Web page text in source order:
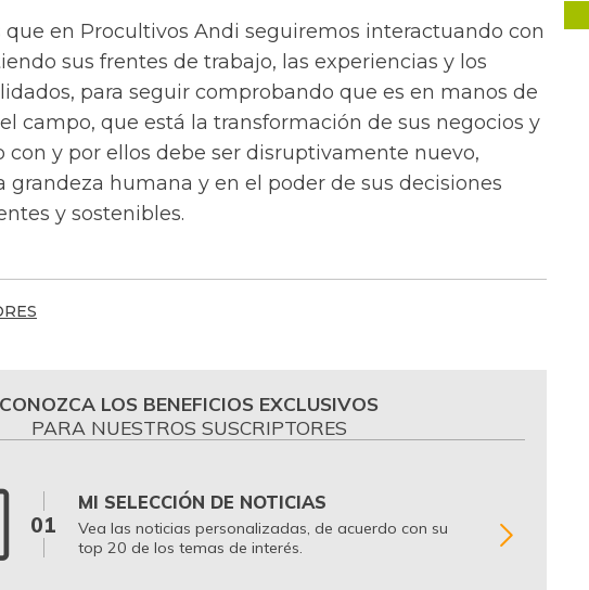
que en Procultivos Andi seguiremos interactuando con
sus frentes de trabajo, las experiencias y los
para seguir comprobando que es en manos de
campo, que está la transformación de sus negocios y
con y por ellos debe ser disruptivamente nuevo,
grandeza humana y en el poder de sus decisiones
y sostenibles.
CONOZCA LOS BENEFICIOS EXCLUSIVOS
PARA NUESTROS SUSCRIPTORES
01
MI SELECCIÓN DE NOTICIAS
Vea las noticias personalizadas, de acuerdo con su
top 20 de los temas de interés.